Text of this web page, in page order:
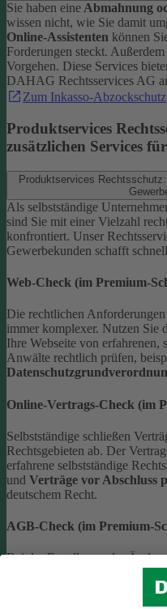
Sie haben eineAbmahnung
wissen nicht, wie Sie damit
Online-Assistenten können
Forderungen steckt.
Vorgehen. Diese Services
DAHAG Rechtsservices AG
Zum Inkasso-Abzockschutz
Produktservices
zusätzlichen Services
Produktservices
Als selbstständige
sind Sie mit einer Vielzahl
konfrontiert. Unser
Gewerbekunden schafft
Web-Check (im Premium-
Die rechtlichen
immer komplexer. Nutzen Sie
Ihre Webseite von erfahrenen,
Anwälte rechtlich prüfen,
Online-Vertrags-Check (im
Selbstständige schließen
Rechtsgebieten ab. Der
erfahrene selbstständige
und Verträge vor Abschluss
deutschem Recht.
AGB-Check (im Premium-
Bei der Erstellung oder
(AGB) ist eine Vielzahl
helfen Ihnen dabei und